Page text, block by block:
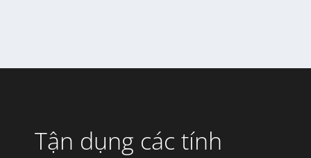
Tận dụng các tính